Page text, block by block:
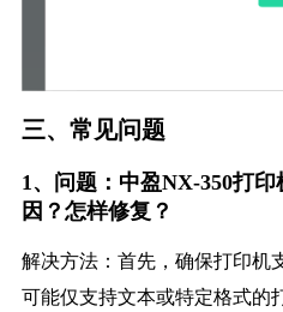
三、常见问题
1、问题：中盈NX-350打
因？怎样修复？
解决方法：首先，确保打印机
可能仅支持文本或特定格式的